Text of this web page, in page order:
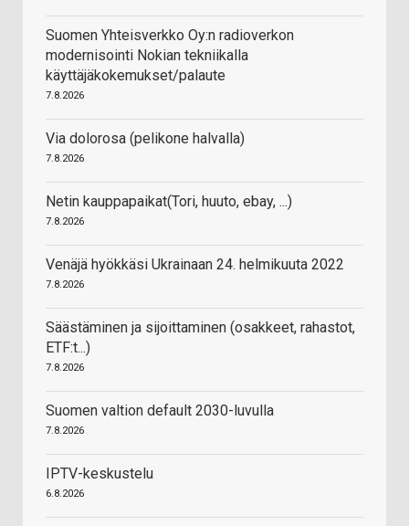
Suomen Yhteisverkko Oy:n radioverkon
modernisointi Nokian tekniikalla
käyttäjäkokemukset/palaute
7.8.2026
Via dolorosa (pelikone halvalla)
7.8.2026
Netin kauppapaikat(Tori, huuto, ebay, ...)
7.8.2026
Venäjä hyökkäsi Ukrainaan 24. helmikuuta 2022
7.8.2026
Säästäminen ja sijoittaminen (osakkeet, rahastot,
ETF:t...)
7.8.2026
Suomen valtion default 2030-luvulla
7.8.2026
IPTV-keskustelu
6.8.2026